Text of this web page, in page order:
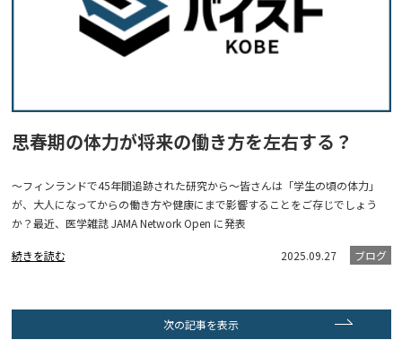
思春期の体力が将来の働き方を左右する？
～フィンランドで45年間追跡された研究から～皆さんは「学生の頃の体力」
が、大人になってからの働き方や健康にまで影響することをご存じでしょう
か？最近、医学雑誌 JAMA Network Open に発表
続きを読む 2025.09.27 ブログ
次の記事を表示